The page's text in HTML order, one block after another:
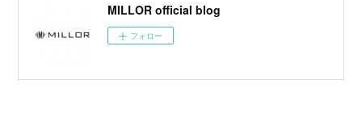
MILLOR official blog
フォロー